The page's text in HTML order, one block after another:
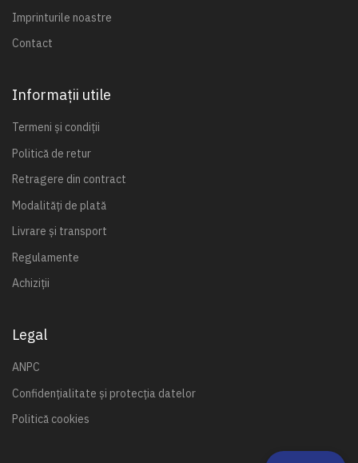
Imprinturile noastre
Contact
Informații utile
Termeni și condiții
Politică de retur
Retragere din contract
Modalități de plată
Livrare și transport
Regulamente
Achiziții
Legal
ANPC
Confidențialitate și protecția datelor
Politică cookies